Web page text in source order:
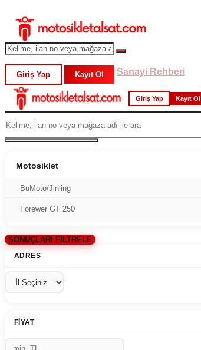
Giriş Yap Kayıt Ol Sanayi Rehberi
Giriş Yap Kayıt Ol
Motosiklet
BuMoto/Jinling
Forewer GT 250
SONUÇLARI FİLTRELE
ADRES
FIYAT